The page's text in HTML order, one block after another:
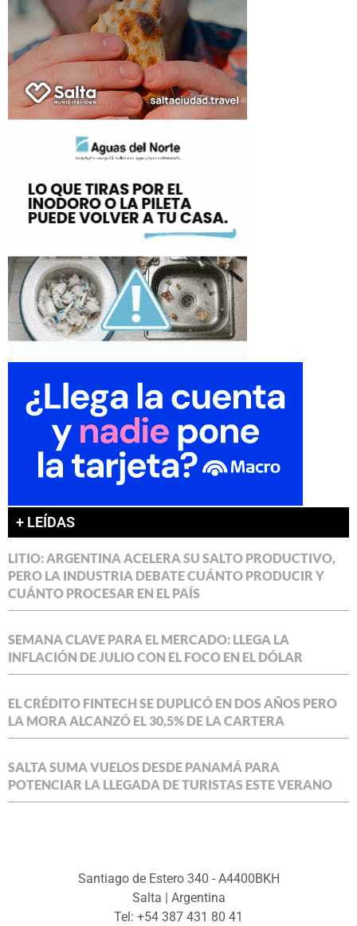
+ LEÍDAS
LITIO: ARGENTINA ACELERA SU SALTO PRODUCTIVO,
PERO LA INDUSTRIA DEBATE CUÁNTO PRODUCIR Y
CUÁNTO PROCESAR EN EL PAÍS
SEMANA CLAVE PARA EL MERCADO: LLEGA LA
INFLACIÓN DE JULIO CON EL FOCO EN EL DÓLAR
EL CRÉDITO FINTECH SE DUPLICÓ EN DOS AÑOS PERO
LA MORA ALCANZÓ EL 30,5% DE LA CARTERA
SALTA SUMA VUELOS DESDE PANAMÁ PARA
POTENCIAR LA LLEGADA DE TURISTAS ESTE VERANO
Santiago de Estero 340 - A4400BKH
Salta | Argentina
Tel: +54 387 431 80 41